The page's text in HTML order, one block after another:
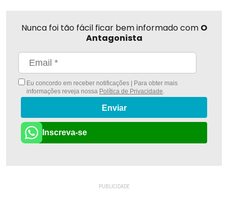
Nunca foi tão fácil ficar bem informado com O
Antagonista
Eu concordo em receber notificações | Para obter mais
informações reveja nossa Política de Privacidade.
Enviar
Inscreva-se